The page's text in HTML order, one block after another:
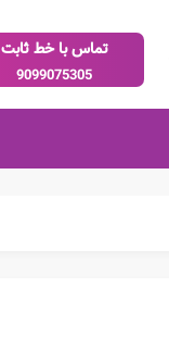
تماس با خط ثابت
9099075305